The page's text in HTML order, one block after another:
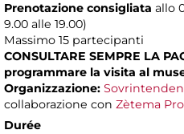
Prenotazione consigliata allo
9.00 alle 19.00)
Massimo 15 partecipanti
CONSULTARE SEMPRE LA
programmare la visita al
Organizzazione:
collaborazione con Zètema
Durée